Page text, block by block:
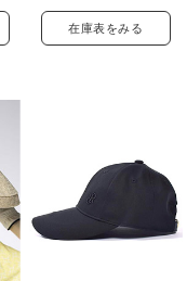
在庫表をみる